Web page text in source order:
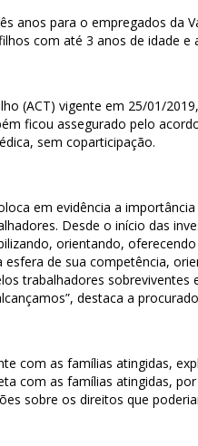
anos para o empregados
com até 3 anos de idade
(ACT) vigente em 25/01/
ficou assegurado pelo
sem coparticipação.
em evidência a
Desde o início das
orientando,
de sua competência,
trabalhadores
destaca a
com as famílias atingidas,
com as famílias atingidas,
sobre os direitos que